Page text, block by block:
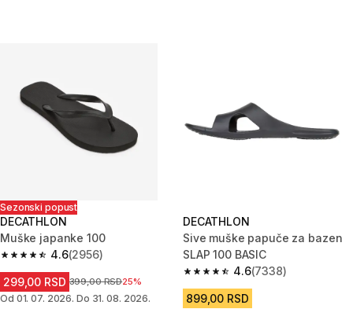
Sezonski popust
DECATHLON
Muške japanke 100
4.6
4.6 od 5 zvezdica from 2956 Recenzije
(2956)
299,00 RSD Cena pre sniženja
399,00 RSD25%
Od 01. 07. 2026. Do 31. 08. 2026.
DECATHLON
Sive muške papuče za bazen
SLAP 100 BASIC
4.6
4.6 od 5 zvezdica from 7338
(7338)
899,00 RSD